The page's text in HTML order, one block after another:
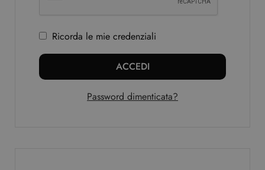
Ricorda le mie credenziali
ACCEDI
Password dimenticata?